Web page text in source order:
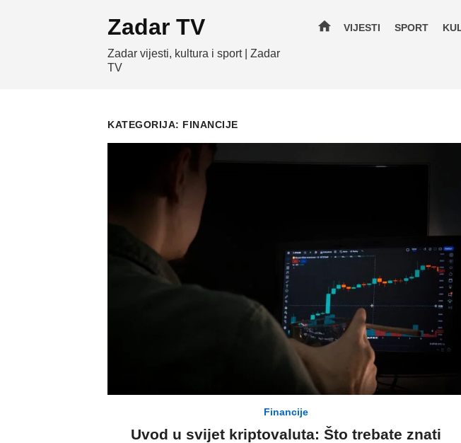
Zadar TV
Zadar vijesti, kultura i sport | Zadar
TV
home VIJESTI SPORT
KATEGORIJA: FINANCIJE
Financije
Uvod u svijet kriptovaluta: Što trebate znati